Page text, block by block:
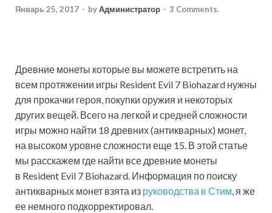
Январь 25, 2017 - byАдминистратор - 3 Comments.
Древние монеты которые вы можете встретить на
всем протяжении игры Resident Evil 7 Biohazard нужны
для прокачки героя, покупки оружия и некоторых
других вещей. Всего на легкой и средней сложности
игры можно найти 18 древних (антикварных) монет,
на высоком уровне сложности еще 15. В этой статье
мы расскажем где найти все древние монеты
в Resident Evil 7 Biohazard. Информация по поиску
антикварных монет взята из руководства в Стим, я же
ее немного подкорректировал.